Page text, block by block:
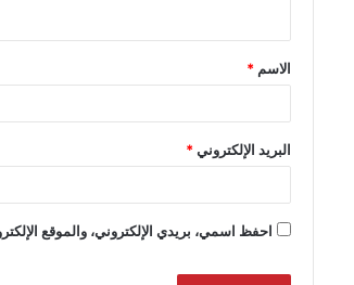
الاسم *
البريد الإلكتروني*
احفظ اسمي، بريدي الإلكتروني، والموقع